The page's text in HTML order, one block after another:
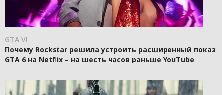
GTA VI
Почему Rockstar решила устроить расширенный показ
GTA 6 на Netflix – на шесть часов раньше YouTube